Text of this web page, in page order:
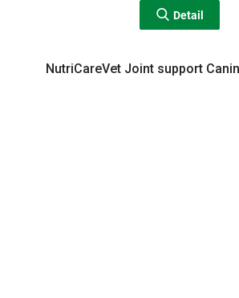
Detail
NutriCareVet Joint support